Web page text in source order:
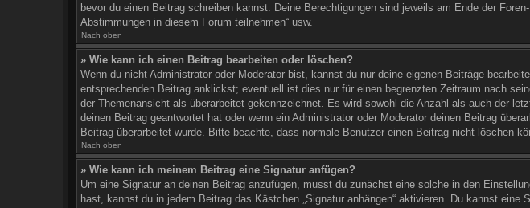
bevor du einen Beitrag schreiben kannst. Deine Berechtigungen sind jeweils am Ende der
Abstimmungen in diesem Forum teilnehmen“ usw.
Nach oben
» Wie kann ich einen Beitrag bearbeiten oder löschen?
Wenn du nicht Administrator oder Moderator bist, kannst du nur deine eigenen Beiträge
entsprechenden Beitrag anklickst; eventuell ist dies nur für einen begrenzten Zeitraum nach
der Themenansicht als überarbeitet gekennzeichnet. Es wird sowohl die Anzahl als auch der
deinen Beitrag geantwortet hat oder wenn ein Administrator oder Moderator deinen Beitrag
Beitrag überarbeitet wurde. Bitte beachte, dass normale Benutzer einen Beitrag nicht löschen
Nach oben
» Wie kann ich meinem Beitrag eine Signatur anfügen?
Um eine Signatur an deinen Beitrag anzufügen, musst du zunächst eine solche in den
hast, kannst du in jedem Beitrag das Kästchen „Signatur anhängen“ aktivieren. Du kannst